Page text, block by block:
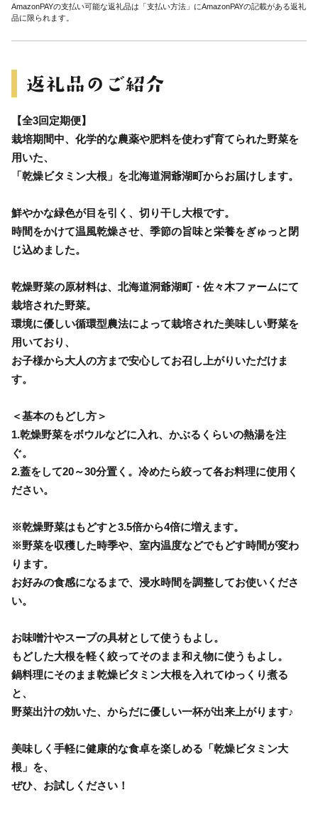
AmazonPAYの支払い可能な返礼品は「支払い方法」にAmazonPAYの記載がある返礼
品に限られます。
【全3回定期便】
栽培期間中、化学的な農薬や肥料を使わず育てられた野菜を
用いた、
「乾燥ビタミン大根」を北海道洞爺湖町からお届けします。
鮮やかな緑色が目を引く、切り干し大根です。
時間をかけて温風乾燥させ、季節の旨味と栄養をぎゅっと閉
じ込めました。
乾燥野菜の原材料は、北海道洞爺湖町・佐々木ファームにて
栽培された野菜。
環境に優しい循環型農法によって栽培された美味しい野菜を
用いており、
お子様から大人の方まで安心してお召し上がりいただけま
す。
＜基本のもどし方＞
1.乾燥野菜をボウルなどに入れ、かぶるくらいの熱湯を注
ぐ。
2.蓋をして20～30分置く。冷めたら絞って各お料理に使用く
ださい。
※乾燥野菜はもどすと3.5倍から4倍に増えます。
※野菜を収穫した時季や、室内温度などでもどす時間が変わ
ります。
お好みの食感になるまで、浸水時間を調整してお使いくださ
い。
お味噌汁やスープの具材として使うもよし。
もどした大根を軽く絞ってそのまま和え物に使うもよし。
鍋料理にそのまま乾燥ビタミン大根を入れてゆっくり煮る
と、
野菜出汁の効いた、からだに優しい一杯が出来上がります♪
美味しく手軽に健康的な食卓を楽しめる「乾燥ビタミン大
根」を、
ぜひ、お試しください！